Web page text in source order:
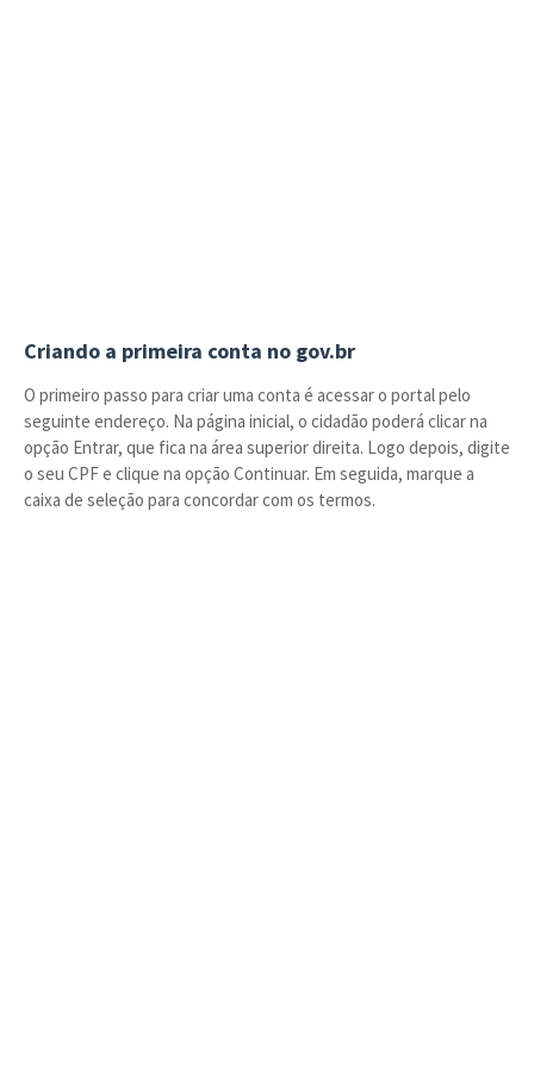
Criando a primeira conta no gov.br
O primeiro passo para criar uma conta é acessar o portal pelo
seguinte endereço. Na página inicial, o cidadão poderá clicar na
opção Entrar, que fica na área superior direita. Logo depois, digite
o seu CPF e clique na opção Continuar. Em seguida, marque a
caixa de seleção para concordar com os termos.